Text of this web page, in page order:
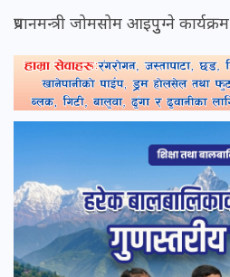
प्रधानमन्त्री जोमसोम आइपुुग्ने